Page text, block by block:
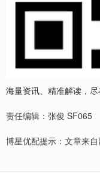
海量资讯、精准解读，
责任编辑：张俊 SF065
博星优配提示：文章来自